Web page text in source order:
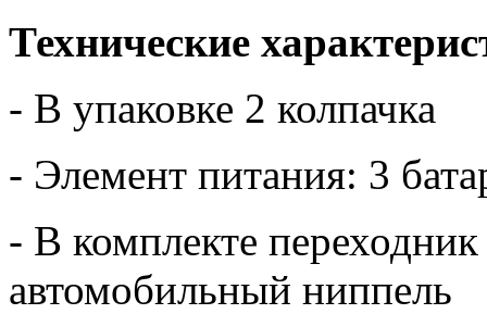
Технические
- В упаковке 2 колпачка
- Элемент питания: 3
- В комплекте
автомобильный ниппель